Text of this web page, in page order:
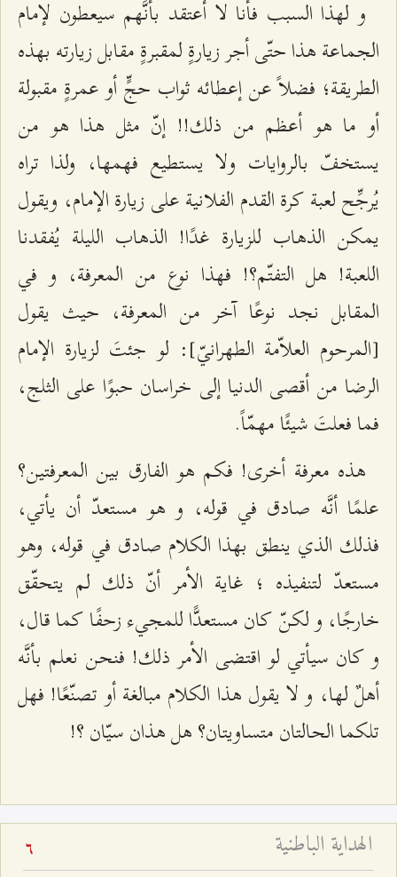
و لهذا السبب فأنا لا أعتقد بأنَّهم سيعطون لإمام
الجماعة هذا حتّى أجر زيارةٍ لمقبرةٍ مقابل زيارته بهذه
الطريقة؛ فضلاً عن إعطائه ثواب حجٍّ أو عمرةٍ مقبولة
أو ما هو أعظم من ذلك!! إنّ مثل هذا هو من
يستخفّ بالروايات ولا يستطيع فهمها، ولذا تراه
يُرجِّح لعبة كرة القدم الفلانية على زيارة الإمام، ويقول
يمكن الذهاب للزيارة غدًا! الذهاب الليلة يُفقدنا
اللعبة! هل التفتّم؟! فهذا نوع من المعرفة، و في
المقابل نجد نوعًا آخر من المعرفة، حيث يقول
[المرحوم العلاّمة الطهرانيّ]: لو جئتَ لزيارة الإمام
الرضا من أقصى الدنيا إلى خراسان حبوًا على الثلج،
فما فعلتَ شيئًا مهمّاً.
هذه معرفة أخرى! فكم هو الفارق بين المعرفتين؟
علمًا أنَّه صادق في قوله، و هو مستعدّ أن يأتي،
فذلك الذي ينطق بهذا الكلام صادق في قوله، وهو
مستعدّ لتنفيذه ؛ غاية الأمر أنّ ذلك لم يتحقّق
خارجًا، و لكنّ كان مستعدًّا للمجيء زحفًا كما قال،
و كان سيأتي لو اقتضى الأمر ذلك! فنحن نعلم بأنَّه
أهلٌ لها، و لا يقول هذا الكلام مبالغة أو تصنّعًا! فهل
تلكما الحالتان متساويتان؟ هل هذان سيّان ؟!
الهداية الباطنية 6